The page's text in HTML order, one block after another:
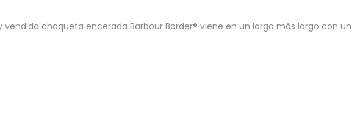
chaqueta encerada Barbour Border® viene en un largo más largo con un